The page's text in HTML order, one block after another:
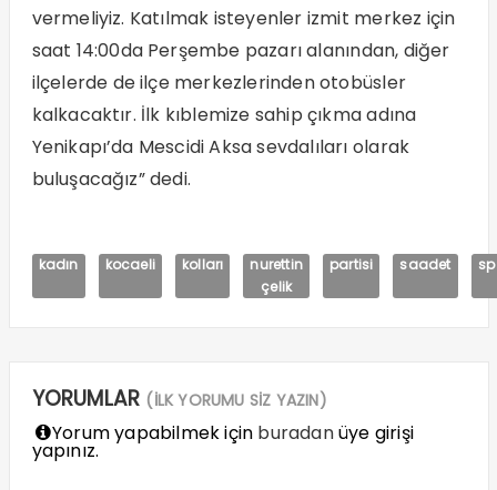
vermeliyiz. Katılmak isteyenler izmit merkez için
saat 14:00da Perşembe pazarı alanından, diğer
ilçelerde de ilçe merkezlerinden otobüsler
kalkacaktır. İlk kıblemize sahip çıkma adına
Yenikapı’da Mescidi Aksa sevdalıları olarak
buluşacağız” dedi.
kadın kocaeli kolları
nurettin
çelik
partisi saadet sp
YORUMLAR (İLK YORUMU SİZ YAZIN)
Yorum yapabilmek için buradanüye girişi
yapınız.